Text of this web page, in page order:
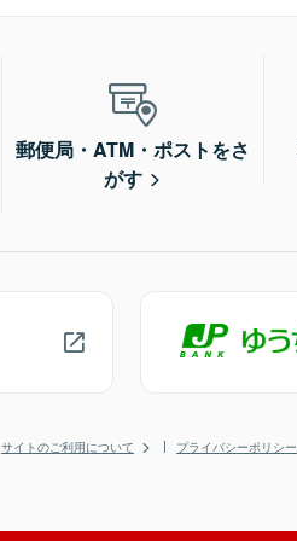
郵便局・ATM・ポストをさ
がす
サイトのご利用について プライバシーポリシー